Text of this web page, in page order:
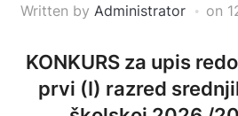
Written by Administrator on
KONKURS za upis
prvi (I) razred